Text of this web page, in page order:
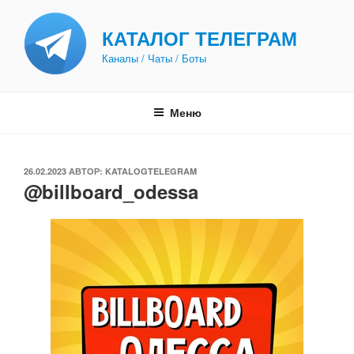
содержимому
КАТАЛОГ ТЕЛЕГРАМ
Каналы / Чаты / Боты
Меню
ОПУБЛИКОВАНО
26.02.2023 АВТОР: KATALOGTELEGRAM
@billboard_odessa